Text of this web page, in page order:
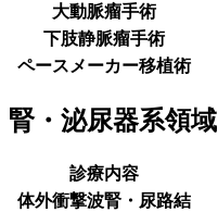
大動脈瘤手術
下肢静脈瘤手術
ペースメーカー移植術
腎・泌尿器系領域
診療内容
体外衝撃波腎・尿路結